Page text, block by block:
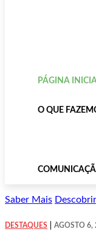
PÁGINA
O QUE
Saber Mais
DESTAQUES AGOSTO 6,